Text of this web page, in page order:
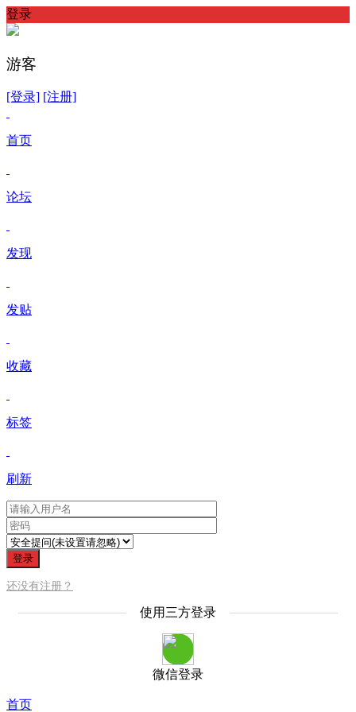
登录
游客
[登录] [注册]
首页
论坛
发现
发贴
收藏
标签
刷新
登录
还没有注册？
使用三方登录
微信登录
首页